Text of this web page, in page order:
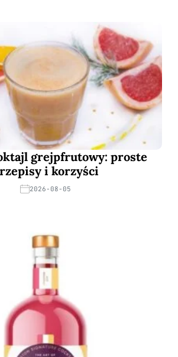
grejpfrutowy: proste
i korzyści
2026-08-05